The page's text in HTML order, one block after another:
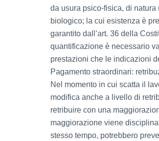
da usura psico-fisica, di
biologico; la cui esistenza è
garantito dall’art. 36 della
quantificazione è necessario
prestazioni che le indicazioni
Pagamento straordinari:
Nel momento in cui scatta il
modifica anche a livello di
retribuire con una
maggiorazione viene
stesso tempo, potrebbero